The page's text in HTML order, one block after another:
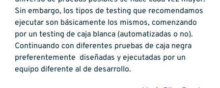
Sin embargo, los tipos de testing que recomendamos
ejecutar son básicamente los mismos, comenzando
por un testing de caja blanca (automatizadas o no).
Continuando con diferentes pruebas de caja negra
preferentemente diseñadas y ejecutadas por un
equipo diferente al de desarrollo.